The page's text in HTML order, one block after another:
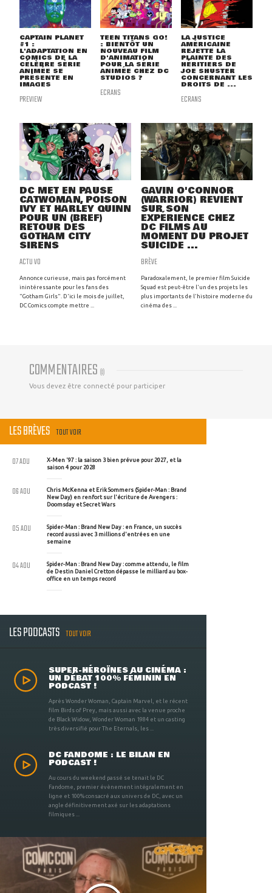
CAPTAIN PLANET
#1 :
L'ADAPTATION EN
COMICS DE LA
CÉLÈBRE SÉRIE
ANIMÉE SE
PRÉSENTE EN
IMAGES
PREVIEW
TEEN TITANS GO!
: BIENTÔT UN
NOUVEAU FILM
D'ANIMATION
POUR LA SÉRIE
ANIMÉE CHEZ DC
STUDIOS ?
ECRANS
LA JUSTICE
AMÉRICAINE
REJETTE LA
PLAINTE DES
HÉRITIERS DE
JOE SHUSTER
CONCERNANT LES
DROITS DE ...
ECRANS
DC MET EN PAUSE
CATWOMAN, POISON
IVY ET HARLEY QUINN
POUR UN (BREF)
RETOUR DES
GOTHAM CITY
SIRENS
ACTU VO
Annonce curieuse, mais pas forcément
inintéressante pour les fans des
"Gotham Girls". D'ici le mois de juillet,
DC Comics compte mettre ...
GAVIN O'CONNOR
(WARRIOR) REVIENT
SUR SON
EXPÉRIENCE CHEZ
DC FILMS AU
MOMENT DU PROJET
SUICIDE ...
BRÈVE
Paradoxalement, le premier film Suicide
Squad est peut-être l'un des projets les
plus importants de l'histoire moderne du
cinéma des ...
COMMENTAIRES (0)
Vous devez être connecté pour participer
LES BRÈVES TOUT VOIR
X-Men '97 : la saison 3 bien prévue pour 2027, et la
saison 4 pour 2028
07 AOU
Chris McKenna et Erik Sommers (Spider-Man : Brand
New Day) en renfort sur l'écriture de Avengers :
Doomsday et Secret Wars
06 AOU
Spider-Man : Brand New Day : en France, un succès
record aussi avec 3 millions d'entrées en une
semaine
05 AOU
Spider-Man : Brand New Day : comme attendu, le film
de Destin Daniel Cretton dépasse le milliard au box-
office en un temps record
04 AOU
LES PODCASTS TOUT VOIR
SUPER-HÉROÏNES AU CINÉMA :
UN DÉBAT 100% FÉMININ EN
PODCAST !
Après Wonder Woman, Captain Marvel, et le récent
film Birds of Prey, mais aussi avec la venue proche
de Black Widow, Wonder Woman 1984 et un casting
très diversifié pour The Eternals, les ...
DC FANDOME : LE BILAN EN
PODCAST !
Au cours du weekend passé se tenait le DC
Fandome, premier évènement intégralement en
ligne et 100% consacré aux univers de DC, avec un
angle définitivement axé sur les adaptations
filmiques ...